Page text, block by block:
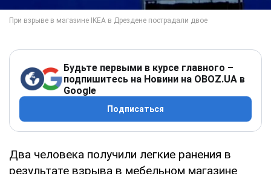
Будьте первыми в курсе главного –
подпишитесь на Новини на OBOZ.UA в
Google
Подписаться
Два человека получили легкие ранения в
результате взрыва в мебельном магазине